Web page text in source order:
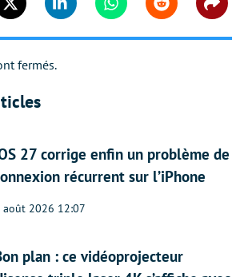
Twitter Linkedin WhatsappReddit
fermés.
27 corrige enfin un problème de
récurrent sur l’iPhone
août 2026 12:07
plan : ce vidéoprojecteur